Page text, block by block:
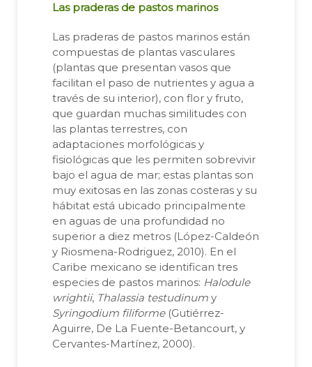
Las praderas de pastos marinos
Las praderas de pastos marinos están
compuestas de plantas vasculares
(plantas que presentan vasos que
facilitan el paso de nutrientes y agua a
través de su interior), con flor y fruto,
que guardan muchas similitudes con
las plantas terrestres, con
adaptaciones morfológicas y
fisiológicas que les permiten sobrevivir
bajo el agua de mar; estas plantas son
muy exitosas en las zonas costeras y su
hábitat está ubicado principalmente
en aguas de una profundidad no
superior a diez metros (López-Caldeón
y Riosmena-Rodriguez, 2010). En el
Caribe mexicano se identifican tres
especies de pastos marinos: Halodule
wrightii, Thalassia testudinum y
Syringodium filiforme(Gutiérrez-
Aguirre, De La Fuente-Betancourt, y
Cervantes-Martínez, 2000).